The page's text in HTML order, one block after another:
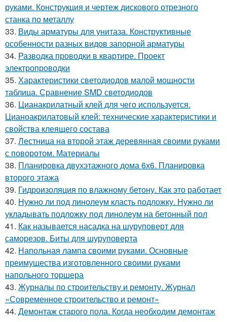
руками. Конструкция и чертеж дискового отрезного
станка по металлу
33. Виды арматуры для унитаза. Конструктивные
особенности разных видов запорной арматуры
34. Разводка проводки в квартире. Проект
электропроводки
35. Характеристики светодиодов малой мощности
таблица. Сравнение SMD светодиодов
36. Цианакрилатный клей для чего используется.
Цианоакрилатовый клей: технические характеристики и
свойства клеящего состава
37. Лестница на второй этаж деревянная своими руками
с поворотом. Материалы
38. Планировка двухэтажного дома 6х6. Планировка
второго этажа
39. Гидроизоляция по влажному бетону. Как это работает
40. Нужно ли под линолеум класть подложку. Нужно ли
укладывать подложку под линолеум на бетонный пол
41. Как называется насадка на шуруповерт для
саморезов. Биты для шуруповерта
42. Напольная лампа своими руками. Основные
преимущества изготовленного своими руками
напольного торшера
43. Журналы по строительству и ремонту. Журнал
«Современное строительство и ремонт»
44. Демонтаж старого пола. Когда необходим демонтаж